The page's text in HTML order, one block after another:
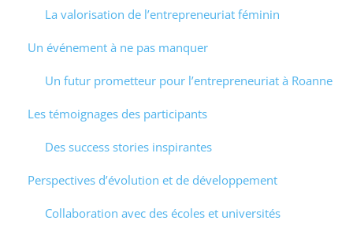
La valorisation de l’entrepreneuriat féminin
Un événement à ne pas manquer
Un futur prometteur pour l’entrepreneuriat à Roanne
Les témoignages des participants
Des success stories inspirantes
Perspectives d’évolution et de développement
Collaboration avec des écoles et universités